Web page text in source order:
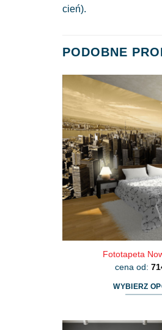
cień).
PODOBNE
Fototapeta
cena od:
WYBIERZ